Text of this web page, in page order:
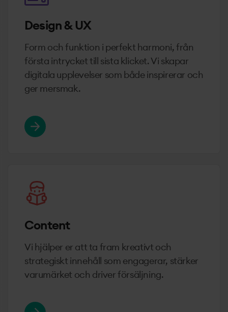
Design & UX
Form och funktion i perfekt harmoni, från
första intrycket till sista klicket. Vi skapar
digitala upplevelser som både inspirerar och
ger mersmak.
Content
Vi hjälper er att ta fram kreativt och
strategiskt innehåll som engagerar, stärker
varumärket och driver försäljning.